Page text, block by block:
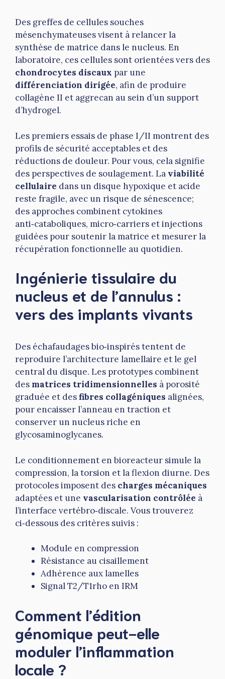
Des greffes de cellules souches
mésenchymateuses visent à relancer la
synthèse de matrice dans le nucleus. En
laboratoire, ces cellules sont orientées vers des
chondrocytes discaux par une
différenciation dirigée, afin de produire
collagène II et aggrecan au sein d’un support
d’hydrogel.
Les premiers essais de phase I/II montrent des
profils de sécurité acceptables et des
réductions de douleur. Pour vous, cela signifie
des perspectives de soulagement. La viabilité
cellulaire dans un disque hypoxique et acide
reste fragile, avec un risque de sénescence;
des approches combinent cytokines
anti‑cataboliques, micro‑carriers et injections
guidées pour soutenir la matrice et mesurer la
récupération fonctionnelle au quotidien.
Ingénierie tissulaire du
nucleus et de l’annulus :
vers des implants vivants
Des échafaudages bio‑inspirés tentent de
reproduire l’architecture lamellaire et le gel
central du disque. Les prototypes combinent
des matrices tridimensionnelles à porosité
graduée et desfibres collagéniques alignées,
pour encaisser l’anneau en traction et
conserver un nucleus riche en
glycosaminoglycanes.
Le conditionnement en bioreacteur simule la
compression, la torsion et la flexion diurne. Des
protocoles imposent des charges mécaniques
adaptées et une vascularisation contrôlée à
l’interface vertébro‑discale. Vous trouverez
ci‑dessous des critères suivis :
Module en compression
Résistance au cisaillement
Adhérence aux lamelles
Signal T2/T1rho en IRM
Comment l’édition
génomique peut-elle
moduler l’inflammation
locale ?